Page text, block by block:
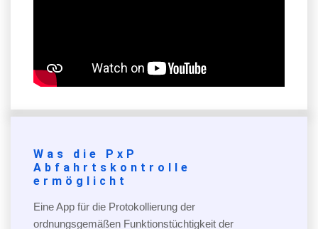
Was die PxP
Abfahrtskontrolle
ermöglicht
Eine App für die Protokollierung der
ordnungsgemäßen Funktionstüchtigkeit der